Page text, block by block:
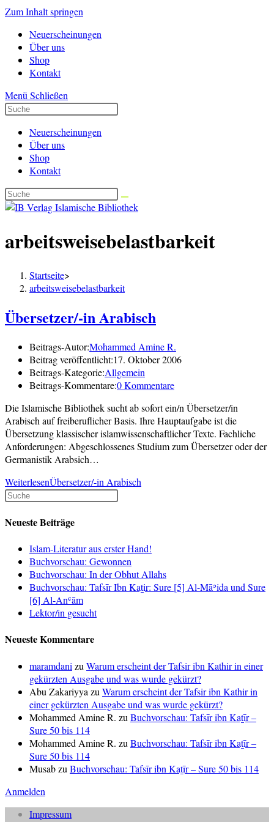
Zum Inhalt springen
Neuerscheinungen
Über uns
Shop
Kontakt
Menü Schließen
Neuerscheinungen
Über uns
Shop
Kontakt
arbeitsweisebelastbarkeit
Startseite>
arbeitsweisebelastbarkeit
Übersetzer/-in Arabisch
Beitrags-Autor:Mohammed Amine R.
Beitrag veröffentlicht:17. Oktober 2006
Beitrags-Kategorie:Allgemein
Beitrags-Kommentare:0 Kommentare
Die Islamische Bibliothek sucht ab sofort ein/n Übersetzer/in
Arabisch auf freiberuflicher Basis. Ihre Hauptaufgabe ist die
Übersetzung klassischer islamwissenschaftlicher Texte. Fachliche
Anforderungen: Abgeschlossenes Studium zum Übersetzer oder der
Germanistik Arabsich…
WeiterlesenÜbersetzer/-in Arabisch
Neueste Beiträge
Islam-Literatur aus erster Hand!
Buchvorschau: Gewonnen
Buchvorschau: In der Obhut Allahs
Buchvorschau: Tafsīr Ibn Kaṯir: Sure [5] Al-Māʾida und Sure
[6] Al-Anʿām
Lektor/in gesucht
Neueste Kommentare
maramdani zu Warum erscheint der Tafsir ibn Kathir in einer
gekürzten Ausgabe und was wurde gekürzt?
Abu Zakariyya zu Warum erscheint der Tafsir ibn Kathir in
einer gekürzten Ausgabe und was wurde gekürzt?
Mohammed Amine R. zu Buchvorschau: Tafsīr ibn Kaṯīr –
Sure 50 bis 114
Mohammed Amine R. zu Buchvorschau: Tafsīr ibn Kaṯīr –
Sure 50 bis 114
Musabzu Buchvorschau: Tafsīr ibn Kaṯīr – Sure 50 bis 114
Anmelden
Impressum